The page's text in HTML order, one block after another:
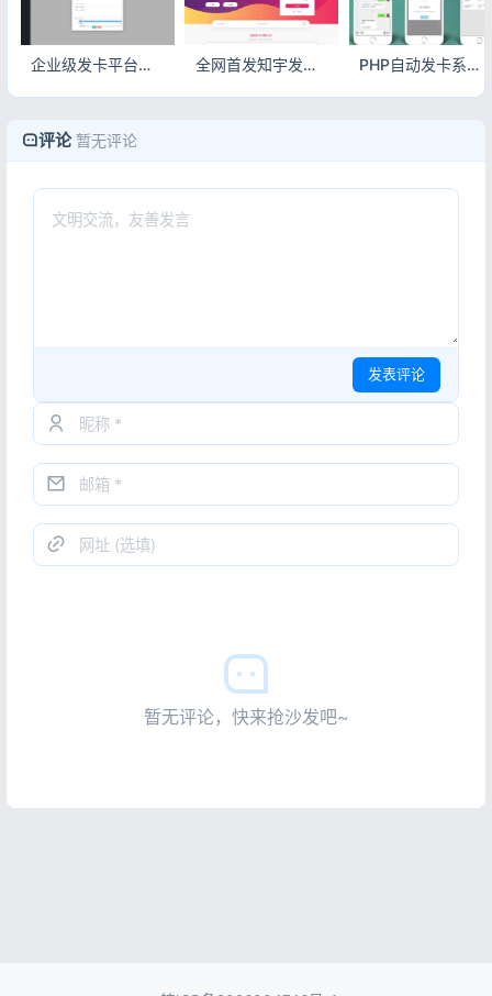
企业级发卡平台完美版源码 多商户入驻+微信公众号对接+6套商户模板 全网首发知宇发卡系统二开API代销系统开源版 PHP自动发卡系统源码 支持对接微信公众号发卡平台
评论 暂无评论
发表评论
暂无评论，快来抢沙发吧~